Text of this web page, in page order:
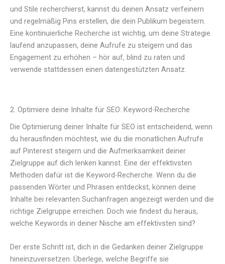
und Stile recherchierst, kannst du deinen Ansatz verfeinern
und regelmäßig Pins erstellen, die dein Publikum begeistern.
Eine kontinuierliche Recherche ist wichtig, um deine Strategie
laufend anzupassen, deine Aufrufe zu steigern und das
Engagement zu erhöhen – hör auf, blind zu raten und
verwende stattdessen einen datengestützten Ansatz.
2. Optimiere deine Inhalte für SEO: Keyword-Recherche
Die Optimierung deiner Inhalte für SEO ist entscheidend, wenn
du herausfinden möchtest, wie du die monatlichen Aufrufe
auf Pinterest steigern und die Aufmerksamkeit deiner
Zielgruppe auf dich lenken kannst. Eine der effektivsten
Methoden dafür ist die Keyword-Recherche. Wenn du die
passenden Wörter und Phrasen entdeckst, können deine
Inhalte bei relevanten Suchanfragen angezeigt werden und die
richtige Zielgruppe erreichen. Doch wie findest du heraus,
welche Keywords in deiner Nische am effektivsten sind?
Der erste Schritt ist, dich in die Gedanken deiner Zielgruppe
hineinzuversetzen. Überlege, welche Begriffe sie